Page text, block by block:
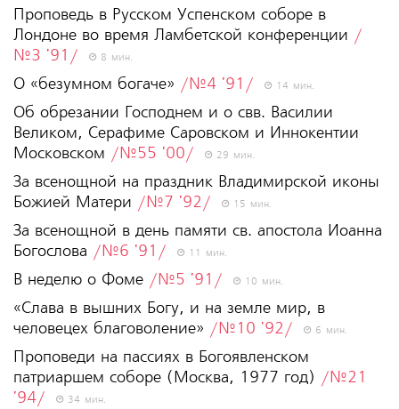
Проповедь в Русском Успенском соборе в
Лондоне во время Ламбетской конференции /
№3 '91/
8 мин.
О «безумном богаче» /№4 '91/ 14 мин.
Об обрезании Господнем и о свв. Василии
Великом, Серафиме Саровском и Иннокентии
Московском /№55 '00/ 29 мин.
За всенощной на праздник Владимирской иконы
Божией Матери /№7 '92/ 15 мин.
За всенощной в день памяти св. апостола Иоанна
Богослова /№6 '91/ 11 мин.
В неделю о Фоме /№5 '91/ 10 мин.
«Слава в вышних Богу, и на земле мир, в
человецех благоволение» /№10 '92/ 6 мин.
Проповеди на пассиях в Богоявленском
патриаршем соборе (Москва, 1977 год) /№21
'94/
34 мин.